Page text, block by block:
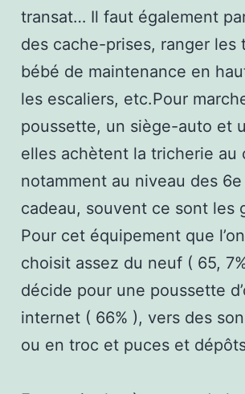
transat… Il faut également
des cache-prises, ranger
bébé de maintenance en
les escaliers, etc.Pour
poussette, un siège-auto et
elles achètent la tricherie au
notamment au niveau des 6e
cadeau, souvent ce sont les
Pour cet équipement que
choisit assez du neuf ( 65,
décide pour une poussette
internet ( 66% ), vers des
ou en troc et puces et